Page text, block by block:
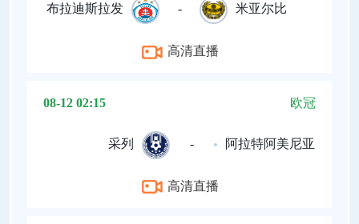
布拉迪斯拉发 - 米亚尔比
高清直播
08-12 02:15 欧冠
采列 - 阿拉特阿美尼亚
高清直播